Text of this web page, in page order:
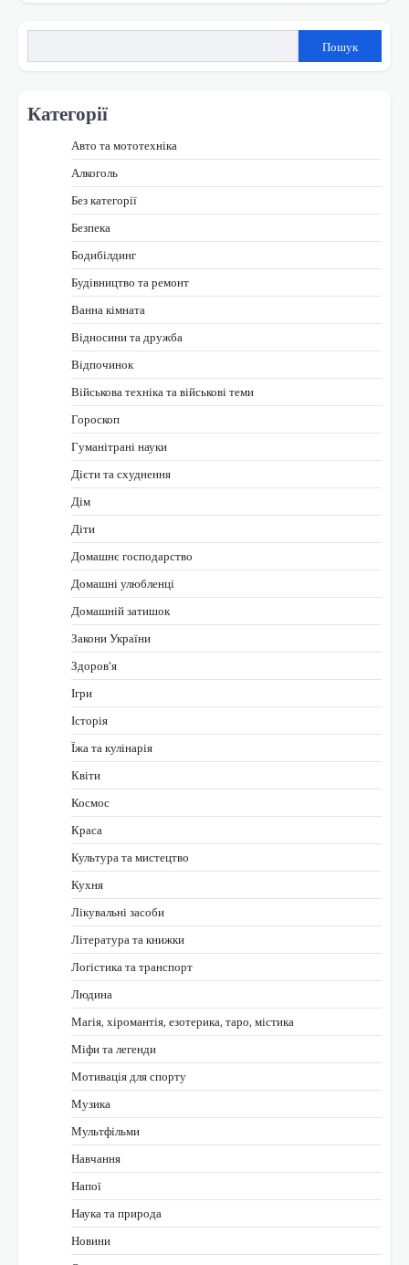
Пошук
Категорії
Авто та мототехніка
Алкоголь
Без категорії
Безпека
Бодибілдинг
Будівництво та ремонт
Ванна кімната
Відносини та дружба
Відпочинок
Військова техніка та військові теми
Гороскоп
Гуманітрані науки
Дієти та схуднення
Дім
Діти
Домашнє господарство
Домашні улюбленці
Домашній затишок
Закони України
Здоров'я
Ігри
Історія
Їжа та кулінарія
Квіти
Космос
Краса
Культура та мистецтво
Кухня
Лікувальні засоби
Література та книжки
Логістика та транспорт
Людина
Магія, хіромантія, езотерика, таро, містика
Міфи та легенди
Мотивація для спорту
Музика
Мультфільми
Навчання
Напої
Наука та природа
Новини